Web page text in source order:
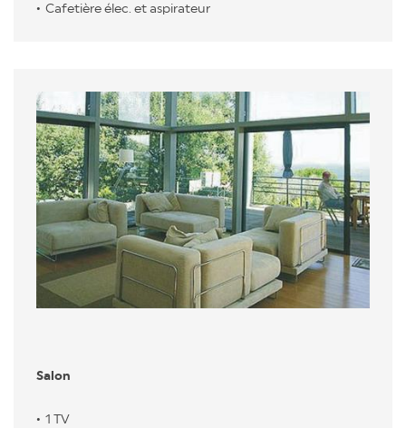
Cafetière élec. et aspirateur
Salon
1 TV